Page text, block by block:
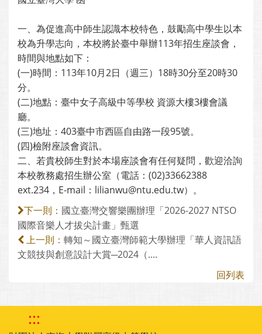
一、為促進高中師生認識本校特色，鼓勵高中學生以本
校為升學志向，本校將於臺中舉辦113年招生座談會，
時間與地點如下：
(一)時間：113年10月2日（週三）18時30分至20時30
分。
(二)地點：臺中女子高級中等學校 資源大樓3樓會議
廳。
(三)地址：403臺中市西區自由路一段95號。
(四)檢附座談會資訊。
二、若貴校師生對於本場座談會有任何疑問，歡迎洽詢
本校教務處招生辦公室（電話：(02)33662388
ext.234，E-mail：lilianwu@ntu.edu.tw）。
下一則： 國立臺灣交響樂團辦理「2026-2027 NTSO
國際音樂人才拔尖計畫」甄選
上一則： 轉知～國立臺灣師範大學辦理「華人資訊語
文競技與創意設計大賞─2024（....
回列表
:::